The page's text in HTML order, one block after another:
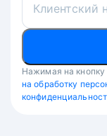
Клиентский
Нажимая на кнопку
на обработку